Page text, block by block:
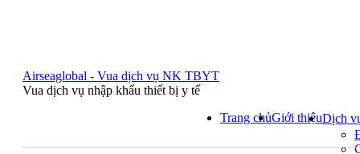
Airseaglobal - Vua dịch vụ NK TBYT
Vua dịch vụ nhập khẩu thiết bị y tế
Trang chủGiới thiệuDịch